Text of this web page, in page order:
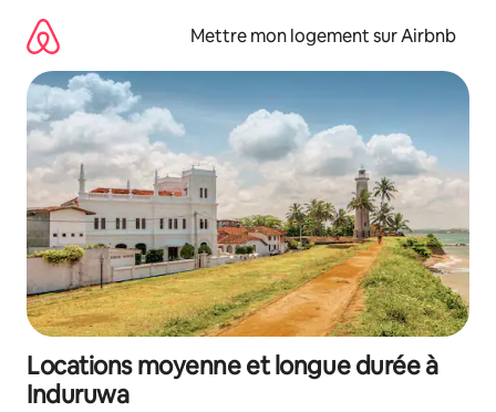
directement
contenu
Mettre mon logement sur Airbnb
Locations moyenne et longue durée à
Induruwa